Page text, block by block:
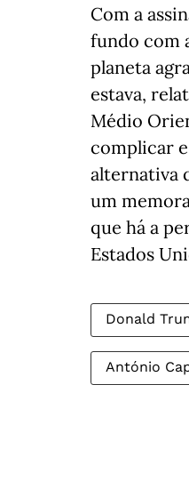
Com a
fundo com
planeta
estava,
Médio
complicar
alternativa
um
que há a
Estados
Donald
António